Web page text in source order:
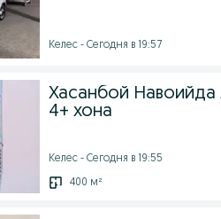
Келес - Сегодня в 19:57
Хасанбой Навоийда
4+ хона
Келес - Сегодня в 19:55
400 м²